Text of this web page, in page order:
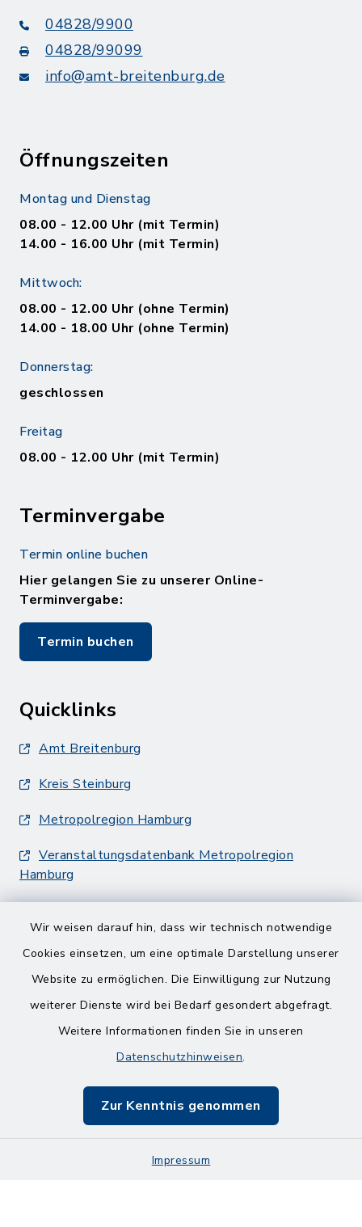
Wir weisen darauf hin, dass wir technisch notwendige
Cookies einsetzen, um eine optimale Darstellung unserer
Website zu ermöglichen. Die Einwilligung zur Nutzung
weiterer Dienste wird bei Bedarf gesondert abgefragt.
Weitere Informationen finden Sie in unseren
Datenschutzhinweisen.
Zur Kenntnis genommen
Impressum
04828/9900
04828/99099
info@amt-breitenburg.de
Öffnungszeiten
Montag und Dienstag
08.00 - 12.00 Uhr (mit Termin)
14.00 - 16.00 Uhr (mit Termin)
Mittwoch:
08.00 - 12.00 Uhr (ohne Termin)
14.00 - 18.00 Uhr (ohne Termin)
Donnerstag:
geschlossen
Freitag
08.00 - 12.00 Uhr (mit Termin)
Terminvergabe
Termin online buchen
Hier gelangen Sie zu unserer Online-
Terminvergabe:
Termin buchen
Quicklinks
Amt Breitenburg
Kreis Steinburg
Metropolregion Hamburg
Veranstaltungsdatenbank Metropolregion
Hamburg
Barrierefreiheit
Impressum
Sitemap